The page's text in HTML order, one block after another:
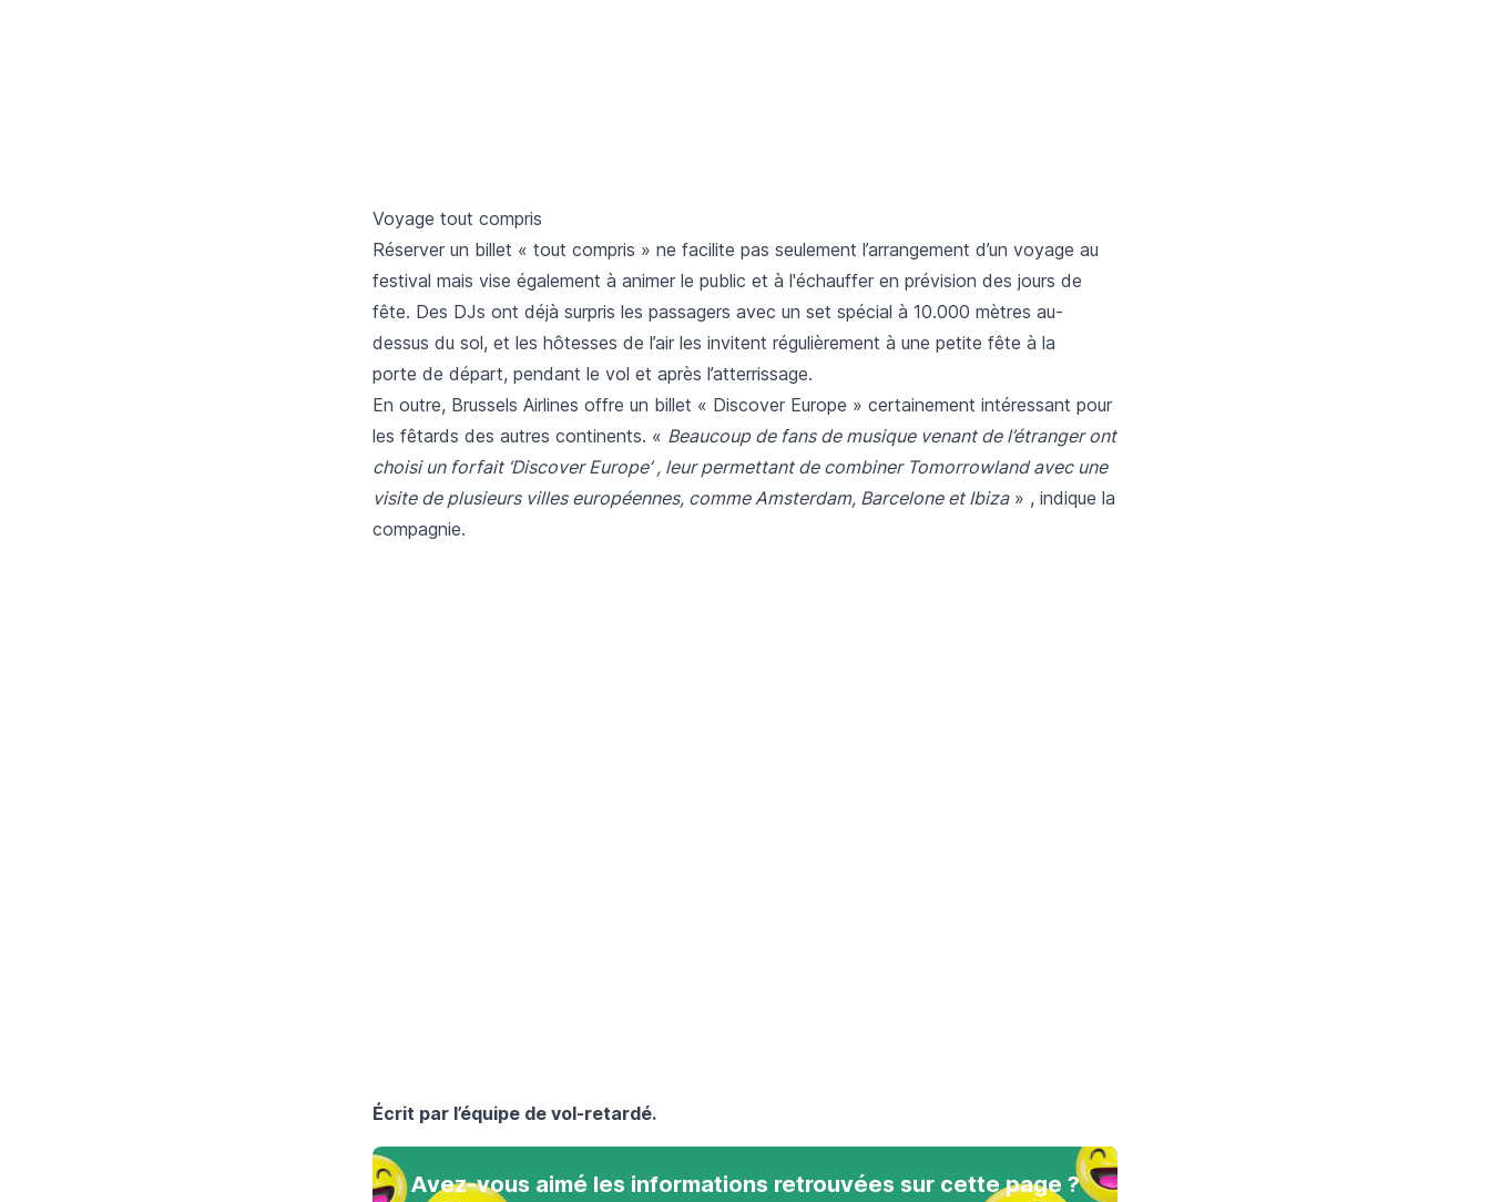
Voyage tout compris
Réserver un billet « tout compris » ne facilite pas seulement l’arrangement d’un voyage au
festival mais vise également à animer le public et à l'échauffer en prévision des jours de
fête. Des DJs ont déjà surpris les passagers avec un set spécial à 10.000 mètres au-
dessus du sol, et les hôtesses de l’air les invitent régulièrement à une petite fête à la
porte de départ, pendant le vol et après l’atterrissage.
En outre, Brussels Airlines offre un billet « Discover Europe » certainement intéressant pour
les fêtards des autres continents. « Beaucoup de fans de musique venant de l’étranger ont
choisi un forfait ‘Discover Europe’ , leur permettant de combiner Tomorrowland avec une
visite de plusieurs villes européennes, comme Amsterdam, Barcelone et Ibiza» , indique la
compagnie.
Écrit par l’équipe de vol-retardé.
Avez-vous aimé les informations retrouvées sur cette page ?